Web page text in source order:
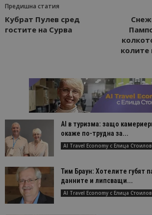
Предишна статия
Кубрат Пулев сред
гостите на Сурва
колите
AI в туризма: защо
окаже по-трудна за...
AI Travel Economy с Елица
Тим Браун: Хотелите губят
данните и липсващи...
AI Travel Economy с Елица